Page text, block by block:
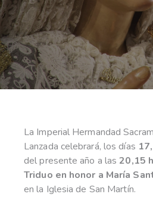
La Imperial Hermandad
Lanzada celebrará, los días
del presente año a las 20,15
Triduo en honor a María
en la Iglesia de San Martín.